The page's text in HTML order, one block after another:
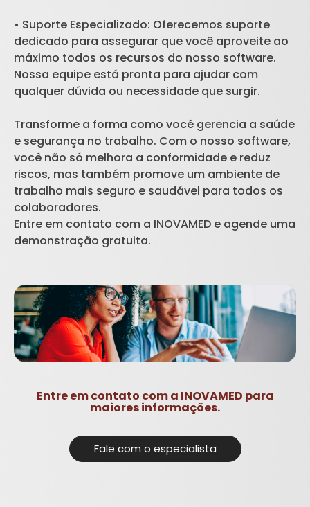
• Suporte Especializado: Oferecemos suporte
dedicado para assegurar que você aproveite ao
máximo todos os recursos do nosso software.
Nossa equipe está pronta para ajudar com
qualquer dúvida ou necessidade que surgir.
Transforme a forma como você gerencia a saúde
e segurança no trabalho. Com o nosso software,
você não só melhora a conformidade e reduz
riscos, mas também promove um ambiente de
trabalho mais seguro e saudável para todos os
colaboradores.
Entre em contato com a INOVAMED e agende uma
demonstração gratuita.
Entre em contato com a INOVAMED para
maiores informações.
Fale com o especialista